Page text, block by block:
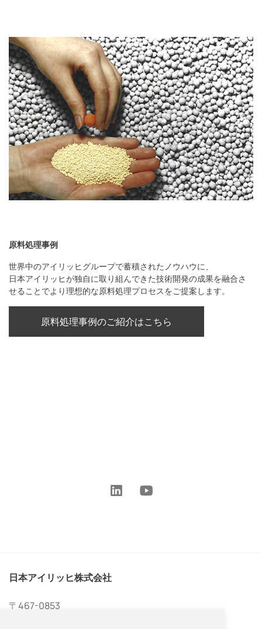
原料処理事例
世界中のアイリッヒグループで蓄積されたノウハウに、
日本アイリッヒが独自に取り組んできた技術開発の成果を融合さ
せることでより理想的な原料処理プロセスをご提案します。
原料処理事例のご紹介はこちら
日本アイリッヒ株式会社
〒467-0853